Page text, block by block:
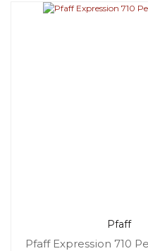
Pfaff
Pfaff Expression 710